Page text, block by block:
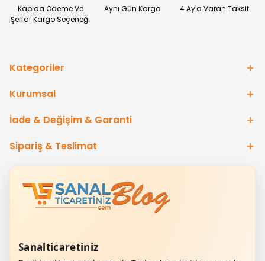
Kapıda Ödeme Ve
Şeffaf Kargo Seçeneği
Aynı Gün Kargo 4 Ay'a Varan Taksit
Kategoriler
Kurumsal
İade & Değişim & Garanti
Sipariş & Teslimat
Sanalticaretiniz